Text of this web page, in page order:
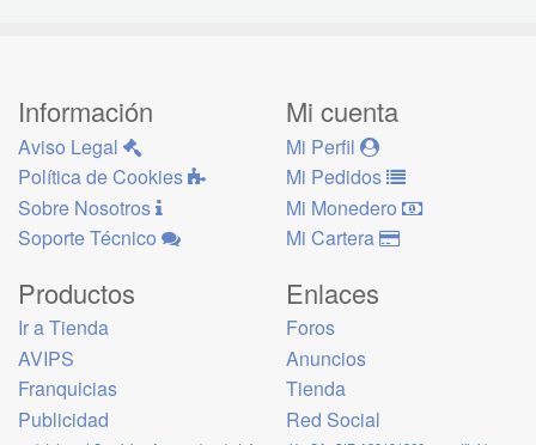
Información
Aviso Legal
Política de Cookies
Sobre Nosotros
Soporte Técnico
Mi cuenta
Mi Perfil
Mi Pedidos
Mi Monedero
Mi Cartera
Productos
Ir a Tienda
AVIPS
Franquicias
Publicidad
Enlaces
Foros
Anuncios
Tienda
Red Social